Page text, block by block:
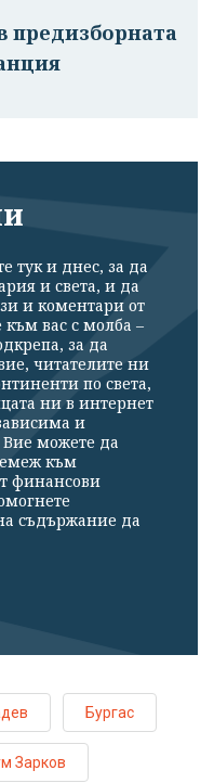
предизборната
тук и днес, за да
и света, и да
и коментари от
вас с молба –
за да
читателите ни
по света,
ни в интернет
и
Вие можете да
към
финансови
съдържание да
Бургас
Зарков